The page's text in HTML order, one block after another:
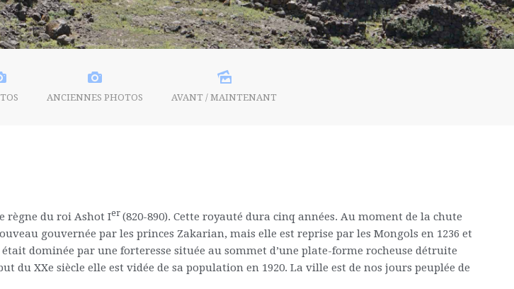
ANCIENNES PHOTOS AVANT / MAINTENANT
règne du roi Ashot Ier (820-890). Cette royauté dura cinq années. Au moment de la chute
gouvernée par les princes Zakarian, mais elle est reprise par les Mongols en 1236 et
dominée par une forteresse située au sommet d’une plate-forme rocheuse détruite
du XXe siècle elle est vidée de sa population en 1920. La ville est de nos jours peuplée de